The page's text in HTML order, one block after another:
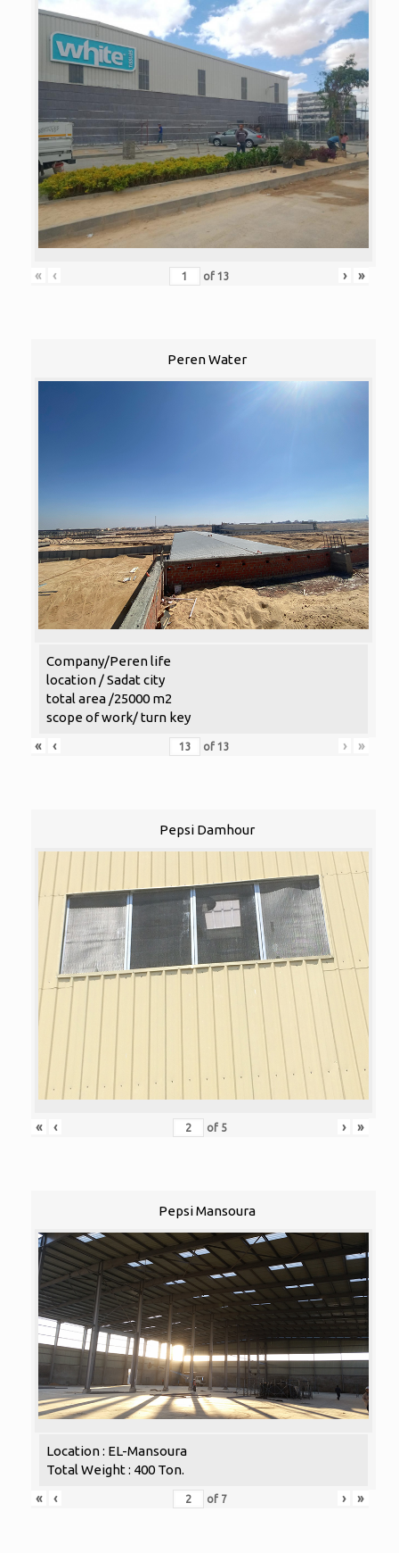
« ‹ of 13 › »
Peren Water
Company/Peren life
location / Sadat city
total area /25000 m2
scope of work/ turn key
«
‹ of 13 › »
Pepsi Damhour
« ‹ of 5 › »
Pepsi Mansoura
Location : EL-Mansoura
Total Weight : 400 Ton.
«
‹ of 7 › »